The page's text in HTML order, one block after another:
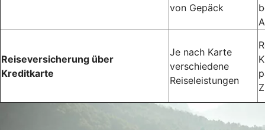
von Gepäck
Reiseversicherung über
Kreditkarte
Je nach Karte
verschiedene
Reiseleistungen